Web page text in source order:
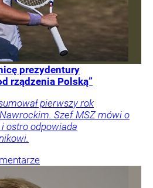
prezydentury
rządzenia Polską”
pierwszy rok
Szef MSZ mówi o
i ostro odpowiada